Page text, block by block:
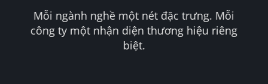
Mỗi ngành nghề một nét đặc trưng. Mỗi
công ty một nhận diện thương hiệu riêng
biệt.